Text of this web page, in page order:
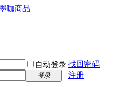
咖商品
自动登录 找回密码
登录
注册